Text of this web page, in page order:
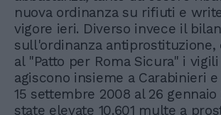
nuova ordinanza su rifiuti e
vigore ieri. Diverso invece il
sull'ordinanza antiprostituzione,
al "Patto per Roma Sicura" i
agiscono insieme a Carabinieri e
15 settembre 2008 al 26 gennaio
state elevate 10.601 multe a